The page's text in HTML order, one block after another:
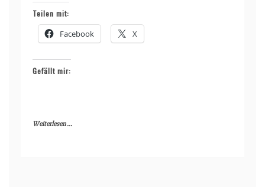
Teilen mit:
Facebook X
Gefällt mir:
Weiterlesen ...